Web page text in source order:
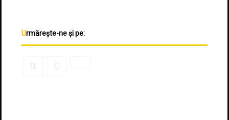
Urmărește-ne și pe: